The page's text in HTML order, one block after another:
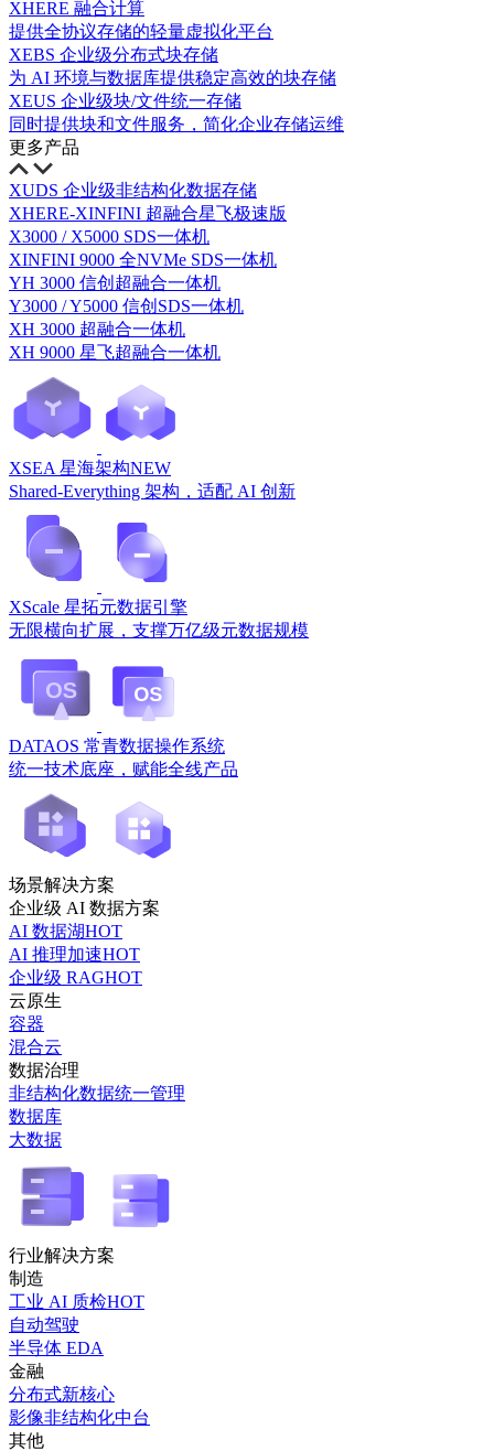
XHERE 融合计算
提供全协议存储的轻量虚拟化平台
XEBS 企业级分布式块存储
为 AI 环境与数据库提供稳定高效的块存储
XEUS 企业级块/文件统一存储
同时提供块和文件服务，简化企业存储运维
更多产品
XUDS 企业级非结构化数据存储
XHERE-XINFINI 超融合星飞极速版
X3000 / X5000 SDS一体机
XINFINI 9000 全NVMe SDS一体机
YH 3000 信创超融合一体机
Y3000 / Y5000 信创SDS一体机
XH 3000 超融合一体机
XH 9000 星飞超融合一体机
XSEA 星海架构NEW
Shared-Everything 架构，适配 AI 创新
XScale 星拓元数据引擎
无限横向扩展，支撑万亿级元数据规模
DATAOS 常青数据操作系统
统一技术底座，赋能全线产品
场景解决方案
企业级 AI 数据方案
AI 数据湖HOT
AI 推理加速HOT
企业级 RAGHOT
云原生
容器
混合云
数据治理
非结构化数据统一管理
数据库
大数据
行业解决方案
制造
工业 AI 质检HOT
自动驾驶
半导体 EDA
金融
分布式新核心
影像非结构化中台
其他